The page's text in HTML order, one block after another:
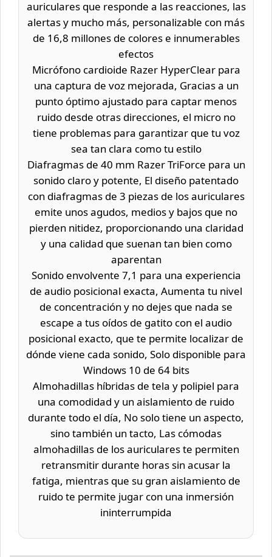
auriculares que responde a las reacciones, las
alertas y mucho más, personalizable con más
de 16,8 millones de colores e innumerables
efectos
Micrófono cardioide Razer HyperClear para
una captura de voz mejorada, Gracias a un
punto óptimo ajustado para captar menos
ruido desde otras direcciones, el micro no
tiene problemas para garantizar que tu voz
sea tan clara como tu estilo
Diafragmas de 40 mm Razer TriForce para un
sonido claro y potente, El diseño patentado
con diafragmas de 3 piezas de los auriculares
emite unos agudos, medios y bajos que no
pierden nitidez, proporcionando una claridad
y una calidad que suenan tan bien como
aparentan
Sonido envolvente 7,1 para una experiencia
de audio posicional exacta, Aumenta tu nivel
de concentración y no dejes que nada se
escape a tus oídos de gatito con el audio
posicional exacto, que te permite localizar de
dónde viene cada sonido, Solo disponible para
Windows 10 de 64 bits
Almohadillas híbridas de tela y polipiel para
una comodidad y un aislamiento de ruido
durante todo el día, No solo tiene un aspecto,
sino también un tacto, Las cómodas
almohadillas de los auriculares te permiten
retransmitir durante horas sin acusar la
fatiga, mientras que su gran aislamiento de
ruido te permite jugar con una inmersión
ininterrumpida